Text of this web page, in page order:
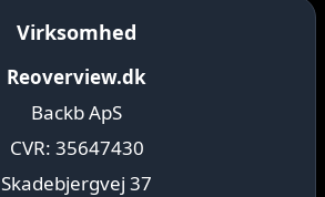
Virksomhed
Reoverview.dk
Backb ApS
CVR: 35647430
Skadebjergvej 37